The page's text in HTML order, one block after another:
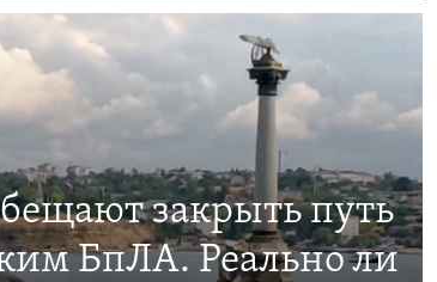
закрыть путь
БпЛА. Реально ли